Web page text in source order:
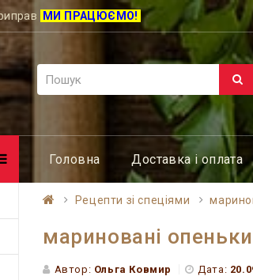
МИ ПРАЦЮЄМО!
Головна Доставка і оплата
Рецепти зі спеціями
мариновані опеньки
Автор: Ольга Ковмир Дата: